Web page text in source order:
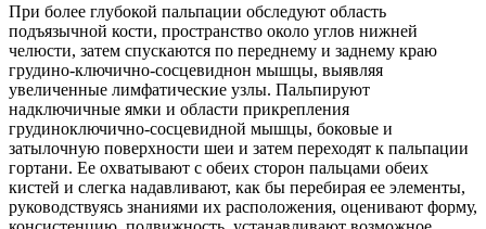
При более глубокой пальпации обследуют область
подъязычной кости, пространство около углов нижней
челюсти, затем спускаются по переднему и заднему краю
грудино-ключично-сосцевиднон мышцы, выявляя
увеличенные лимфатические узлы. Пальпируют
надключичные ямки и области прикрепления
грудиноключично-сосцевидной мышцы, боковые и
затылочную поверхности шеи и затем переходят к пальпации
гортани. Ее охватывают с обеих сторон пальцами обеих
кистей и слегка надавливают, как бы перебирая ее элементы,
руководствуясь знаниями их расположения, оценивают форму,